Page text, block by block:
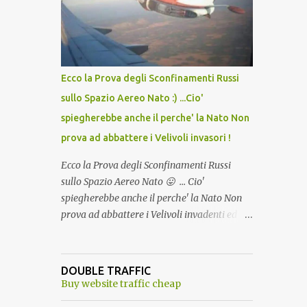
lo scopo della temperatura? Qualcuno a suo
tempo ribattezzo' il Vaccino come: l' Amaro
del Capo, era "spettacolare Ghiacciato, ma
andava bene anche, a Temperatura
Ambiente"! Riproponiamo l'articolo per NON
Ecco la Prova degli Sconfinamenti Russi
sullo Spazio Aereo Nato :) ...Cio'
spiegherebbe anche il perche' la Nato Non
prova ad abbattere i Velivoli invasori !
Ecco la Prova degli Sconfinamenti Russi
sullo Spazio Aereo Nato 😛 ... Cio'
spiegherebbe anche il perche' la Nato Non
prova ad abbattere i Velivoli invadenti ed
alcuna notizia di un'invasione dello spazio
aereo NATO da parte di un robot chiamato
DOUBLE TRAFFIC
Buy website traffic cheap